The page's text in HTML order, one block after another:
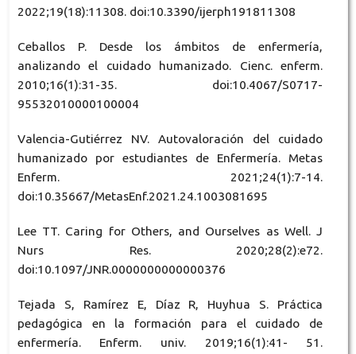
2022;19(18):11308. doi:10.3390/ijerph191811308
Ceballos P. Desde los ámbitos de enfermería,
analizando el cuidado humanizado. Cienc. enferm.
2010;16(1):31-35. doi:10.4067/S0717-
95532010000100004
Valencia-Gutiérrez NV. Autovaloración del cuidado
humanizado por estudiantes de Enfermería. Metas
Enferm. 2021;24(1):7-14.
doi:10.35667/MetasEnf.2021.24.1003081695
Lee TT. Caring for Others, and Ourselves as Well. J
Nurs Res. 2020;28(2):e72.
doi:10.1097/JNR.0000000000000376
Tejada S, Ramírez E, Díaz R, Huyhua S. Práctica
pedagógica en la formación para el cuidado de
enfermería. Enferm. univ. 2019;16(1):41- 51.